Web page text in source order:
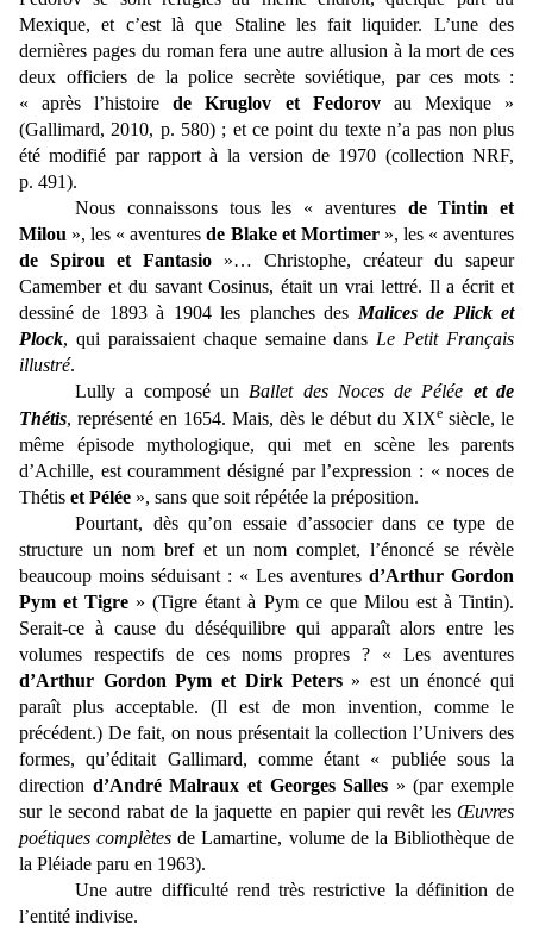
Mexique, et c’est là que Staline les fait liquider. L’une des
dernières pages du roman fera une autre allusion à la mort de ces
deux officiers de la police secrète soviétique, par ces mots :
« après l’histoirede Kruglov et Fedorovau Mexique »
(Gallimard, 2010, p. 580) ; et ce point du texte n’a pas non plus
été modifié par rapport à la version de 1970 (collection NRF,
p. 491).
Nous connaissons tous les « aventures de Tintin et
Milou », les « aventuresde Blake et Mortimer», les « aventures
de Spirou et Fantasio »… Christophe, créateur du sapeur
Camember et du savant Cosinus, était un vrai lettré. Il a écrit et
dessiné de 1893 à 1904 les planches desMalices de Plick et
Plock, qui paraissaient chaque semaine dansLe Petit Français
illustré.
Lully a composé unBallet des Noces de Pélée et de
Thétis, représenté en 1654. Mais, dès le début du XIXe siècle, le
même épisode mythologique, qui met en scène les parents
d’Achille, est couramment désigné par l’expression : « noces de
Thétis et Pélée », sans que soit répétée la préposition.
Pourtant, dès qu’on essaie d’associer dans ce type de
structure un nom bref et un nom complet, l’énoncé se révèle
beaucoup moins séduisant : « Les aventures d’Arthur Gordon
Pym et Tigre » (Tigre étant à Pym ce que Milou est à Tintin).
Serait-ce à cause du déséquilibre qui apparaît alors entre les
volumes respectifs de ces noms propres ? « Les aventures
d’Arthur Gordon Pym et Dirk Peters» est un énoncé qui
paraît plus acceptable. (Il est de mon invention, comme le
précédent.) De fait, on nous présentait la collection l’Univers des
formes, qu’éditait Gallimard, comme étant « publiée sous la
direction d’André Malraux et Georges Salles » (par exemple
sur le second rabat de la jaquette en papier qui revêt les Œuvres
poétiques complètes de Lamartine, volume de la Bibliothèque de
la Pléiade paru en 1963).
Une autre difficulté rend très restrictive la définition de
l’entité indivise.